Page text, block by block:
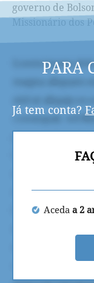
governo de
Missionário dos
PARA
Já tem conta?
Aceda a 2